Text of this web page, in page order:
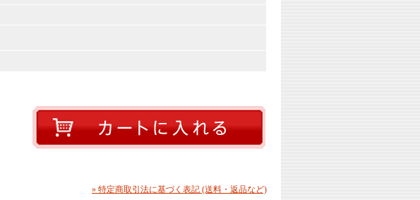
» 特定商取引法に基づく表記 (送料・返品など)